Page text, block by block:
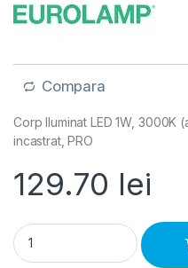
Compara
Corp Iluminat LED 1W, 3000K
incastrat, PRO
129.70 lei
Parallelogram- Corp